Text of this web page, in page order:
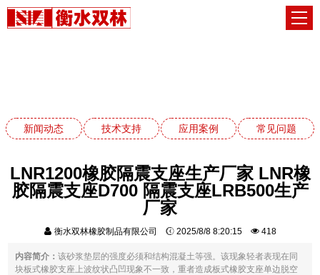
新闻动态 技术支持 应用案例 常见问题
LNR1200橡胶隔震支座生产厂家 LNR橡
胶隔震支座D700 隔震支座LRB500生产
厂家
衡水双林橡胶制品有限公司 2025/8/8 8:20:15 418
内容简介：该砂浆垫层的强度必须和结构混凝土等强。该现象轻者表现在同
块板式橡胶支座上波纹状凸凹现象不一致，重者造成板式橡胶支座单边脱空